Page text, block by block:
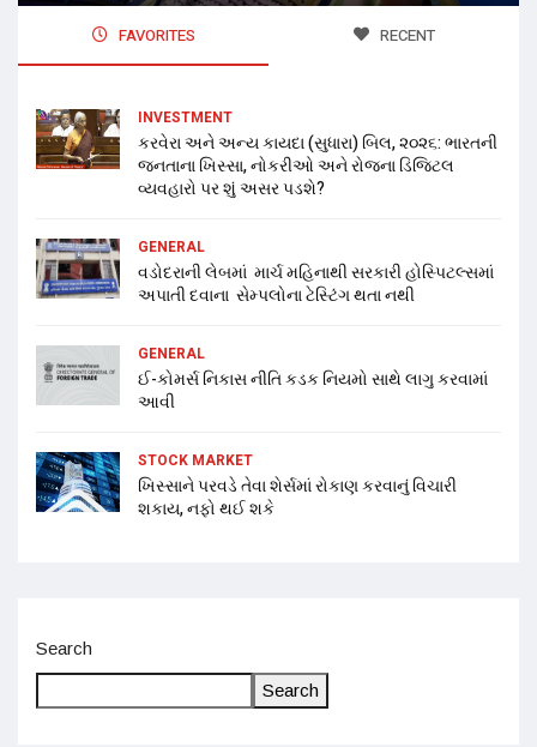
FAVORITES RECENT
INVESTMENT
કરવેરા અને અન્ય કાયદા (સુધારા) બિલ, ૨૦૨૬: ભારતની
જનતાના ખિસ્સા, નોકરીઓ અને રોજના ડિજિટલ
વ્યવહારો પર શું અસર પડશે?
GENERAL
વડોદરાની લેબમાં માર્ચ મહિનાથી સરકારી હોસ્પિટલ્સમાં
અપાતી દવાના સેમ્પલોના ટેસ્ટિંગ થતા નથી
GENERAL
ઈ-કોમર્સ નિકાસ નીતિ કડક નિયમો સાથે લાગુ કરવામાં
આવી
STOCK MARKET
ખિસ્સાને પરવડે તેવા શેર્સમાં રોકાણ કરવાનું વિચારી
શકાય, નફો થઈ શકે
Search
Search